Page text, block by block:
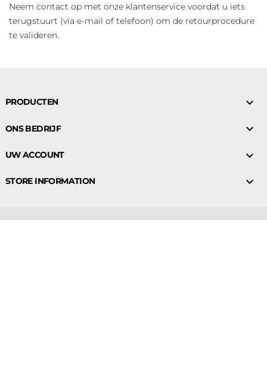
Neem contact op met onze klantenservice voordat u iets
terugstuurt (via e-mail of telefoon) om de retourprocedure
te valideren.
PRODUCTEN 
ONS BEDRIJF 
UW ACCOUNT 
STORE INFORMATION 